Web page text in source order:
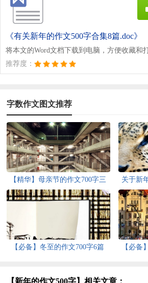
《有关新年的作文500字合集8篇.doc》
将本文的Word文档下载到电脑，方便收藏和
推荐度：
字数作文图文推荐
【精华】母亲节的作文700字三
篇
关于新
【必备】冬至的作文700字6篇
【必备
【新年的作文500字】相关文章：